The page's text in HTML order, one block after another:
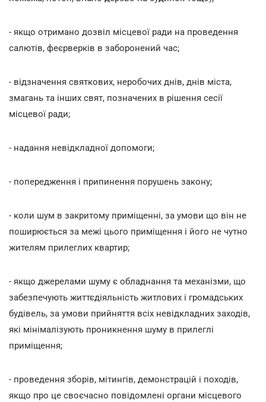
- якщо отримано дозвіл місцевої ради на проведення
салютів, феєрверків в заборонений час;
- відзначення святкових, неробочих днів, днів міста,
змагань та інших свят, позначених в рішення сесії
місцевої ради;
- надання невідкладної допомоги;
- попередження і припинення порушень закону;
- коли шум в закритому приміщенні, за умови що він не
поширюється за межі цього приміщення і його не чутно
жителям прилеглих квартир;
- якщо джерелами шуму є обладнання та механізми, що
забезпечують життєдіяльність житлових і громадських
будівель, за умови прийняття всіх невідкладних заходів,
які мінімалізують проникнення шуму в прилеглі
приміщення;
- проведення зборів, мітингів, демонстрацій і походів,
якщо про це своєчасно повідомлені органи місцевого